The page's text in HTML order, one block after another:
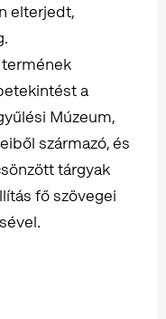
elterjedt,
a
Múzeum,
származó, és
tárgyak
fő szövegei